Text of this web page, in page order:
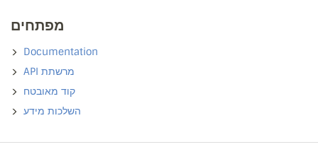
מפתחים
Documentation
API מרשתת
קוד מאובטח
השלכות מידע